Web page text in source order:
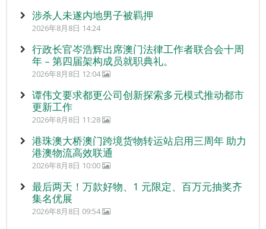
涉杀人未遂内地男子被羁押
2026年8月8日 14:24
行政长官岑浩辉出席澳门法律工作者联合会十周
年 – 第四届架构成员就职典礼。
2026年8月8日 12:04
谭伟文要求都更公司创新探索多元模式推动都市
更新工作
2026年8月8日 11:28
港珠澳大桥澳门跨境货物转运站启用三周年 助力
港澳物流高效联通
2026年8月8日 10:00
最后两天！万款好物、1 元限定、百万元抽奖齐
集名优展
2026年8月8日 09:54